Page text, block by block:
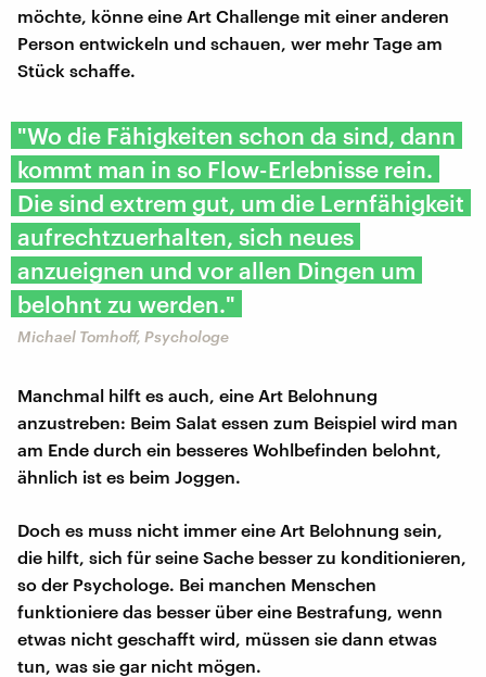
möchte, könne eine Art Challenge mit einer anderen
Person entwickeln und schauen, wer mehr Tage am
Stück schaffe.
"Wo die Fähigkeiten schon da sind, dann
kommt man in so Flow-Erlebnisse rein.
Die sind extrem gut, um die Lernfähigkeit
aufrechtzuerhalten, sich neues
anzueignen und vor allen Dingen um
belohnt zu werden."
Michael Tomhoff, Psychologe
Manchmal hilft es auch, eine Art Belohnung
anzustreben: Beim Salat essen zum Beispiel wird man
am Ende durch ein besseres Wohlbefinden belohnt,
ähnlich ist es beim Joggen.
Doch es muss nicht immer eine Art Belohnung sein,
die hilft, sich für seine Sache besser zu konditionieren,
so der Psychologe. Bei manchen Menschen
funktioniere das besser über eine Bestrafung, wenn
etwas nicht geschafft wird, müssen sie dann etwas
tun, was sie gar nicht mögen.